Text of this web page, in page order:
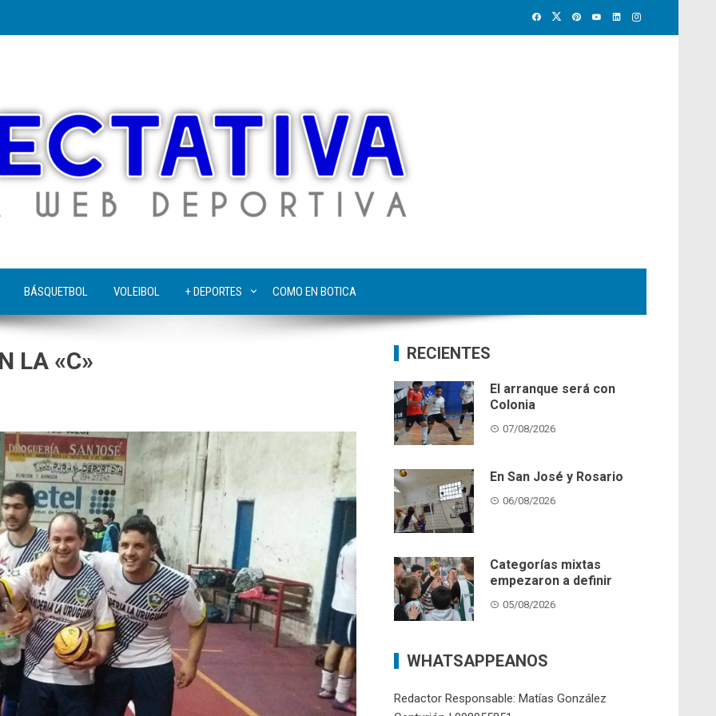
BÁSQUETBOL VOLEIBOL + DEPORTES COMO EN BOTICA
LA «C» RECIENTES
El arranque será con
Colonia
07/08/2026
En San José y Rosario
06/08/2026
Categorías mixtas
empezaron a definir
05/08/2026
WHATSAPPEANOS
Redactor Responsable: Matías González